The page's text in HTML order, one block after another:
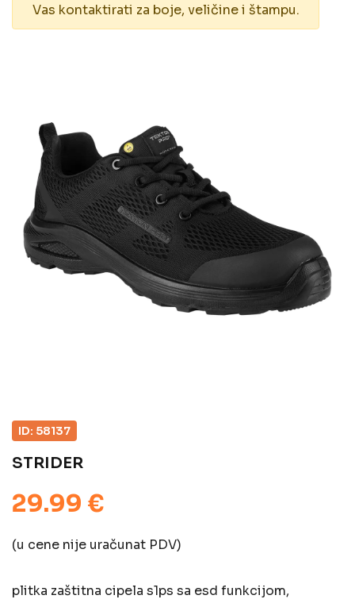
Vas kontaktirati za boje, veličine i štampu.
ID: 58137
STRIDER
29.99 €
(u cene nije uračunat PDV)
plitka zaštitna cipela s1ps sa esd funkcijom,